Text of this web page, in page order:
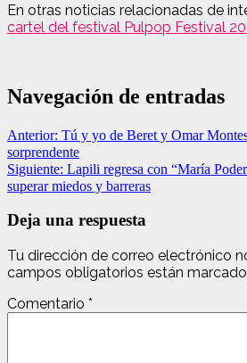
En otras noticias relacionadas de
cartel del festival Pulpop Festival
Navegación de entradas
Anterior: Tú y yo de Beret y Omar
sorprendente
Siguiente: Lapili regresa con “María
superar miedos y barreras
Deja una respuesta
Tu dirección de correo electrónico
campos obligatorios están
Comentario *